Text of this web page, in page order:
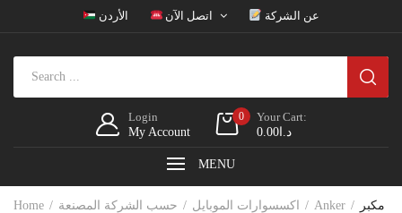
الأردن اتصل الآن عن الشركة
Login
My Account
0
Your Cart:
د.ا0.00
MENU
Home اكسسوارات الموبايل حسب الشركة المصنعة Anker
مكبر